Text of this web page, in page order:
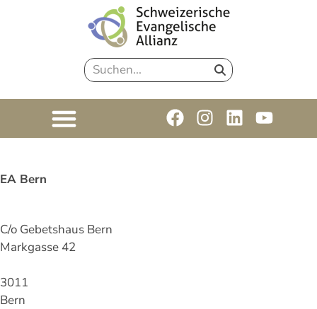
EA Bern
C/o Gebetshaus Bern
Markgasse 42
3011
Bern